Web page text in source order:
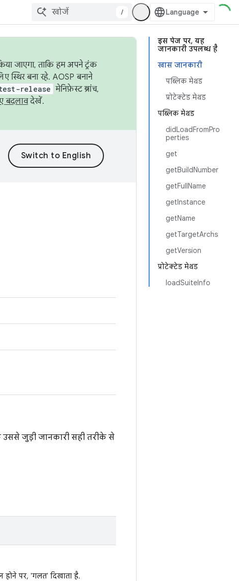
/
इस पेज पर, यह
जानकारी उपलब्ध है
खास जानकारी
पब्लिक मेथड
प्रोटेक्टेड मेथड
पब्लिक मेथड
didLoadFromPro
perties
get
getBuildNumber
getFullName
getInstance
getName
getTargetArchs
getVersion
प्रोटेक्टेड मेथड
loadSuiteInfo
जाएगा, ताकि हम अपने ट्रंक
बना रहे. AOSP बनाने
release मेनिफ़ेस्ट ब्रांच,
बदलावदेखें.
उससे जुड़ी जानकारी सही तरीके से
होने पर, 'गलत' दिखाता है.